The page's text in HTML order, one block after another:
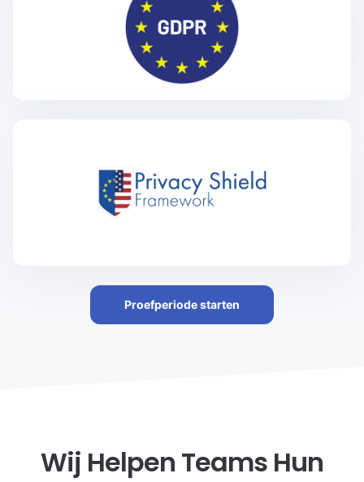
Proefperiode starten
Wij Helpen Teams Hun